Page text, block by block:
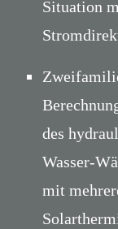
Situation
des
Wasser-
mit